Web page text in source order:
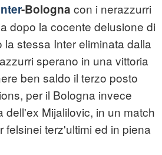
-Bologna con i nerazzurri
dopo la cocente delusione di
stessa Inter eliminata dalla
sperano in una vittoria
ben saldo il terzo posto
per il Bologna invece
dell'ex Mijalilovic, in un match
felsinei terz'ultimi ed in piena